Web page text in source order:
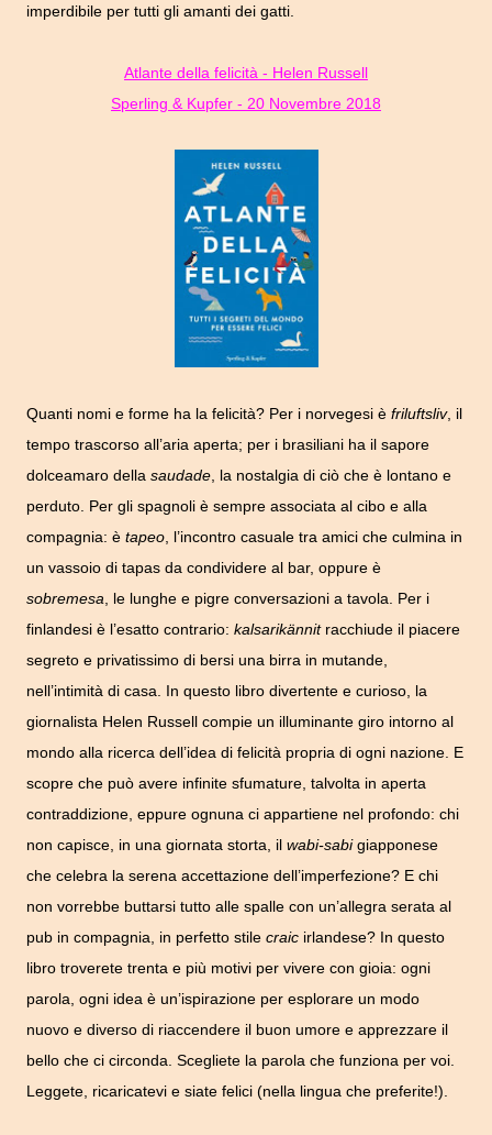
imperdibile per tutti gli amanti dei gatti.
Atlante della felicità - Helen Russell
Sperling & Kupfer - 20 Novembre 2018
Quanti nomi e forme ha la felicità? Per i norvegesi è friluftsliv, il
tempo trascorso all’aria aperta; per i brasiliani ha il sapore
dolceamaro della saudade , la nostalgia di ciò che è lontano e
perduto. Per gli spagnoli è sempre associata al cibo e alla
compagnia: è tapeo , l’incontro casuale tra amici che culmina in
un vassoio di tapas da condividere al bar, oppure è
sobremesa , le lunghe e pigre conversazioni a tavola. Per i
finlandesi è l’esatto contrario: kalsarikännitracchiude il piacere
segreto e privatissimo di bersi una birra in mutande,
nell’intimità di casa. In questo libro divertente e curioso, la
giornalista Helen Russell compie un illuminante giro intorno al
mondo alla ricerca dell’idea di felicità propria di ogni nazione. E
scopre che può avere infinite sfumature, talvolta in aperta
contraddizione, eppure ognuna ci appartiene nel profondo: chi
non capisce, in una giornata storta, il wabi-sabigiapponese
che celebra la serena accettazione dell’imperfezione? E chi
non vorrebbe buttarsi tutto alle spalle con un’allegra serata al
pub in compagnia, in perfetto stile craic irlandese? In questo
libro troverete trenta e più motivi per vivere con gioia: ogni
parola, ogni idea è un’ispirazione per esplorare un modo
nuovo e diverso di riaccendere il buon umore e apprezzare il
bello che ci circonda. Scegliete la parola che funziona per voi.
Leggete, ricaricatevi e siate felici (nella lingua che preferite!).